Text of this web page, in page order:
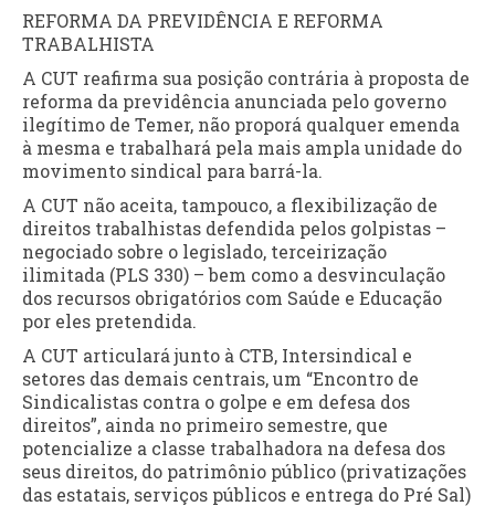
REFORMA DA PREVIDÊNCIA E REFORMA
TRABALHISTA
A CUT reafirma sua posição contrária à proposta de
reforma da previdência anunciada pelo governo
ilegítimo de Temer, não proporá qualquer emenda
à mesma e trabalhará pela mais ampla unidade do
movimento sindical para barrá-la.
A CUT não aceita, tampouco, a flexibilização de
direitos trabalhistas defendida pelos golpistas –
negociado sobre o legislado, terceirização
ilimitada (PLS 330) – bem como a desvinculação
dos recursos obrigatórios com Saúde e Educação
por eles pretendida.
A CUT articulará junto à CTB, Intersindical e
setores das demais centrais, um “Encontro de
Sindicalistas contra o golpe e em defesa dos
direitos”, ainda no primeiro semestre, que
potencialize a classe trabalhadora na defesa dos
seus direitos, do patrimônio público (privatizações
das estatais, serviços públicos e entrega do Pré Sal)